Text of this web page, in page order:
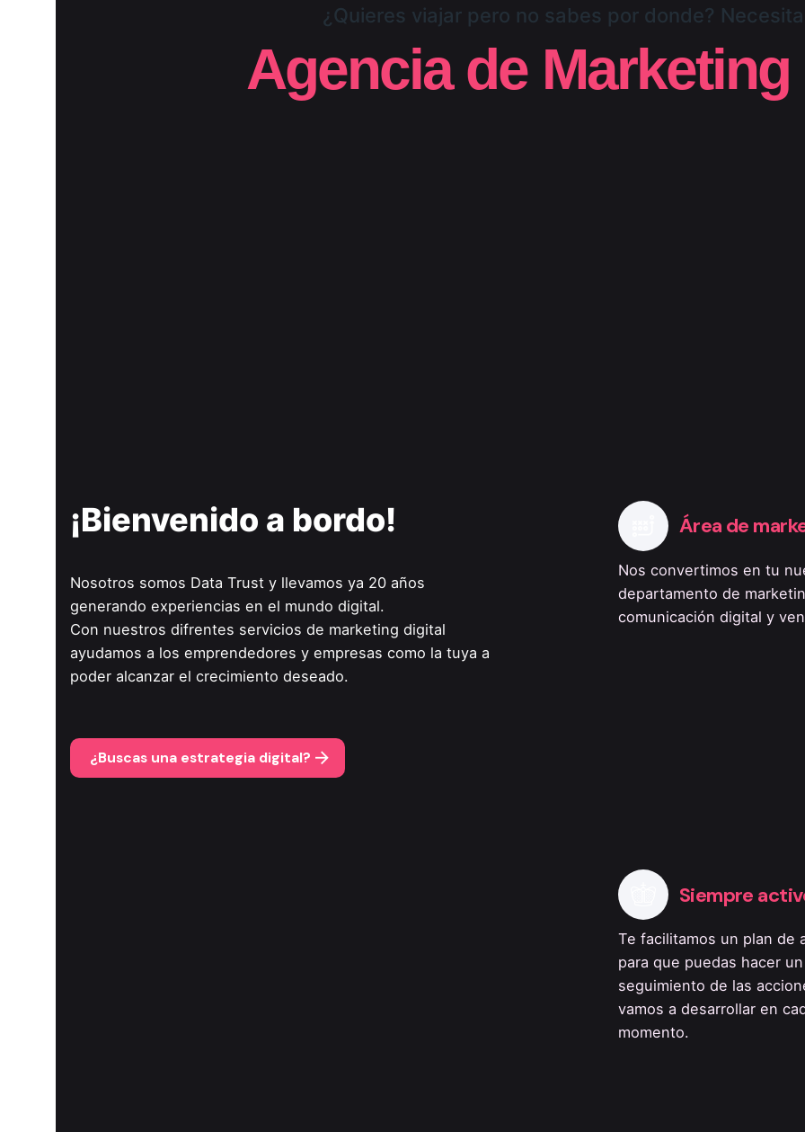
¿Quieres viajar pero no sabes por donde?
Agencia de
¡Bienvenido a bordo!
Nosotros somos Data Trust y llevamos ya 20 años
generando experiencias en el mundo digital.
Con nuestros difrentes servicios de marketing digital
ayudamos a los emprendedores y empresas como la tuya a
poder alcanzar el crecimiento deseado.
¿Buscas una estrategia digital?
Área de
Nos convertimos en tu
departamento de
comunicación digital y
Siempre
Te facilitamos un plan de
para que puedas hacer un
seguimiento de las
vamos a desarrollar en
momento.